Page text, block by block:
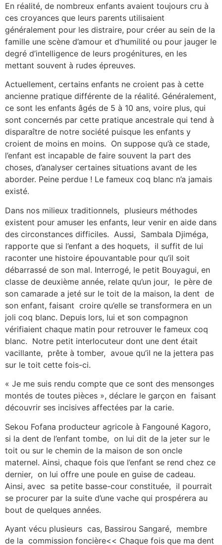
En réalité, de nombreux enfants avaient toujours cru à
ces croyances que leurs parents utilisaient
généralement pour les distraire, pour créer au sein de la
famille une scène d’amour et d’humilité ou pour jauger le
degré d’intelligence de leurs progénitures, en les
mettant souvent à rudes épreuves.
Actuellement, certains enfants ne croient pas à cette
ancienne pratique différente de la réalité. Généralement,
ce sont les enfants âgés de 5 à 10 ans, voire plus, qui
sont concernés par cette pratique ancestrale qui tend à
disparaître de notre société puisque les enfants y
croient de moins en moins. On suppose qu’à ce stade,
l’enfant est incapable de faire souvent la part des
choses, d’analyser certaines situations avant de les
aborder. Peine perdue ! Le fameux coq blanc n’a jamais
existé.
Dans nos milieux traditionnels, plusieurs méthodes
existent pour amuser les enfants, leur venir en aide dans
des circonstances difficiles. Aussi, Sambala Djiméga,
rapporte que si l’enfant a des hoquets, il suffit de lui
raconter une histoire épouvantable pour qu’il soit
débarrassé de son mal. Interrogé, le petit Bouyagui, en
classe de deuxième année, relate qu’un jour, le père de
son camarade a jeté sur le toit de la maison, la dent de
son enfant, faisant croire qu’elle se transformera en un
joli coq blanc. Depuis lors, lui et son compagnon
vérifiaient chaque matin pour retrouver le fameux coq
blanc. Notre petit interlocuteur dont une dent était
vacillante, prête à tomber, avoue qu’il ne la jettera pas
sur le toit cette fois-ci.
« Je me suis rendu compte que ce sont des mensonges
montés de toutes pièces », déclare le garçon en faisant
découvrir ses incisives affectées par la carie.
Sekou Fofana producteur agricole à Fangouné Kagoro,
si la dent de l’enfant tombe, on lui dit de la jeter sur le
toit ou sur le chemin de la maison de son oncle
maternel. Ainsi, chaque fois que l’enfant se rend chez ce
dernier, on lui offre une poule en guise de cadeau.
Ainsi, avec sa petite basse-cour constituée, il pourrait
se procurer par la suite d’une vache qui prospérera au
bout de quelques années.
Ayant vécu plusieurs cas, Bassirou Sangaré, membre
de la commission foncière<< Chaque fois que ma dent